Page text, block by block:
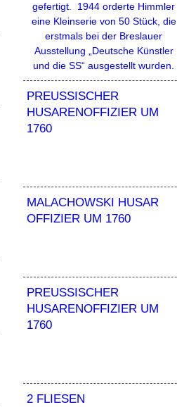
gefertigt. 1944 orderte Himmler
eine Kleinserie von 50 Stück, die
erstmals bei der Breslauer
Ausstellung „Deutsche Künstler
und die SS“ ausgestellt wurden.
PREUSSISCHER H
USARENOFFIZIER UM 1
760
MALACHOWSKI HUSAR
OFFIZIER UM 1760
PREUSSISCHER H
USARENOFFIZIER UM 1
760
2 FLIESEN